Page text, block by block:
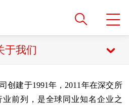
于我们
创建于1991年，2011年在深交所
前列，是全球同业知名企业之